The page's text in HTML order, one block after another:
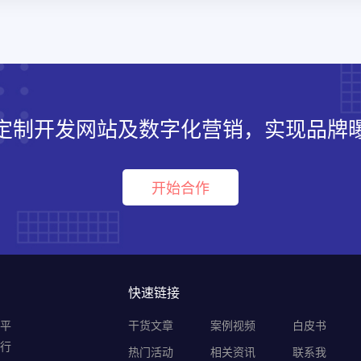
制开发网站及数字化营销，实现品牌
开始合作
快速链接
干货文章 案例视频
白皮书
热门活动
相关资讯 联系我